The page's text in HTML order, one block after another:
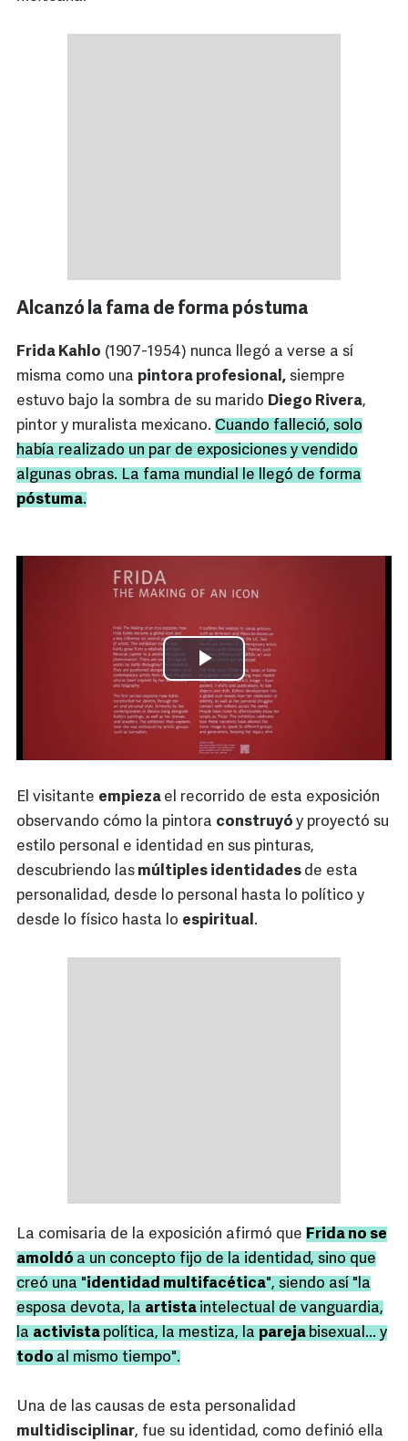
Alcanzó la fama de forma póstuma
Frida Kahlo (1907-1954) nunca llegó a verse a sí
misma como una pintora profesional, siempre
estuvo bajo la sombra de su marido Diego Rivera,
pintor y muralista mexicano. Cuando falleció, solo
había realizado un par de exposiciones y vendido
algunas obras. La fama mundial le llegó de forma
póstuma.
El visitante empieza el recorrido de esta exposición
observando cómo la pintora construyó y proyectó su
estilo personal e identidad en sus pinturas,
descubriendo las múltiples identidades de esta
personalidad, desde lo personal hasta lo político y
desde lo físico hasta lo espiritual.
La comisaria de la exposición afirmó que Frida no se
amoldó a un concepto fijo de la identidad, sino que
creó una "identidad multifacética", siendo así "la
esposa devota, la artista intelectual de vanguardia,
la activista política, la mestiza, la pareja bisexual... y
todo al mismo tiempo".
Una de las causas de esta personalidad
multidisciplinar, fue su identidad, como definió ella